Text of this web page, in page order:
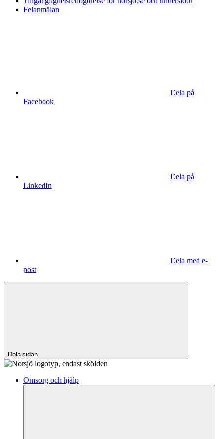
Felanmälan
Dela på
Facebook
Dela på
LinkedIn
Dela med e-
post
Dela sidan
Omsorg och hjälp